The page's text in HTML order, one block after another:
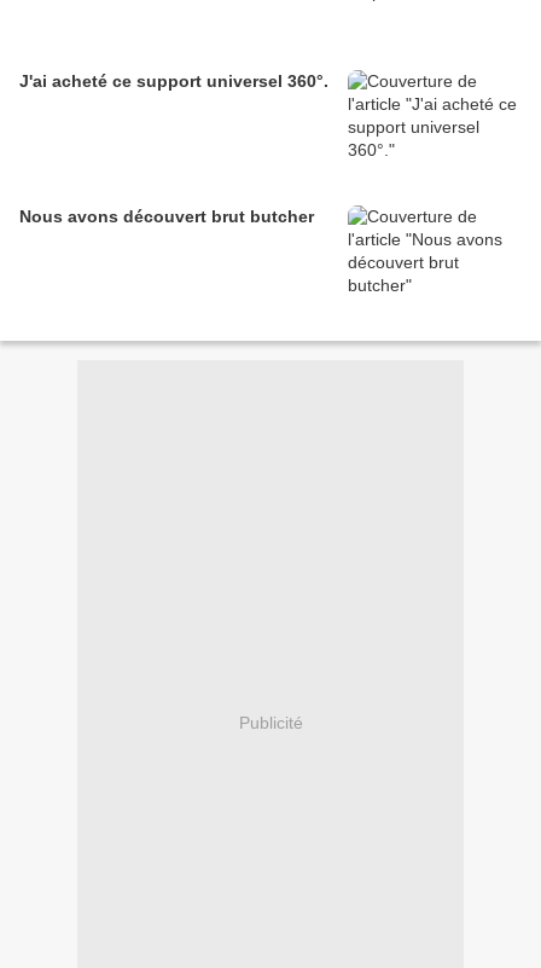
J'ai acheté ce support universel 360°.
Nous avons découvert brut butcher
Publicité